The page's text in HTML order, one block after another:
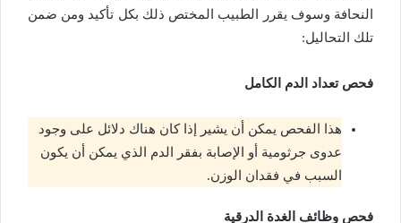
النحافة وسوف يقرر الطبيب المختص ذلك بكل تأكيد ومن ضمن
تلك التحاليل:
فحص تعداد الدم الكامل
هذا الفحص يمكن أن يشير إذا كان هناك دلائل على وجود
عدوى جرثومية أو الإصابة بفقر الدم الذي يمكن أن يكون
السبب في فقدان الوزن.
فحص وظائف الغدة الدرقية